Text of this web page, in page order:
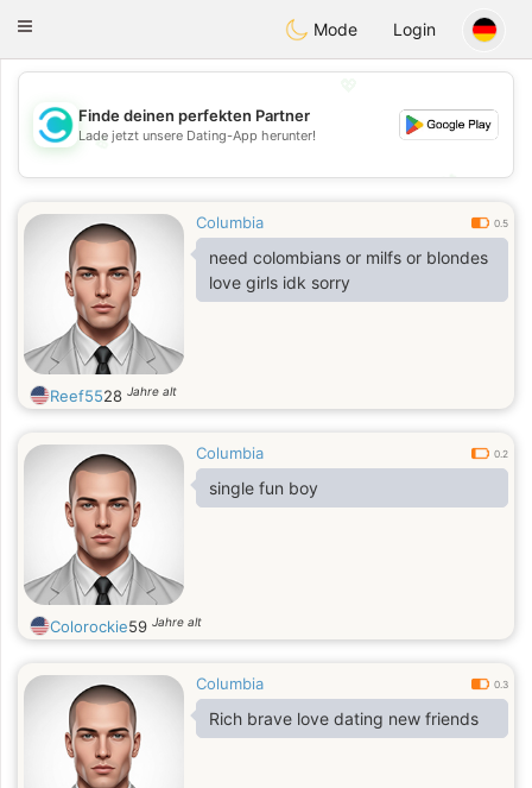
olombiaCitas
Toggle
Mode Login
💖
💕
Finde deinen perfekten Partner
Lade jetzt unsere Dating-App herunter!
Columbia 0.5
need colombians or milfs or blondes
love girls idk sorry
Reef5528 Jahre alt
Columbia 0.2
single fun boy
Colorockie59 Jahre alt
Columbia 0.3
Rich brave love dating new friends